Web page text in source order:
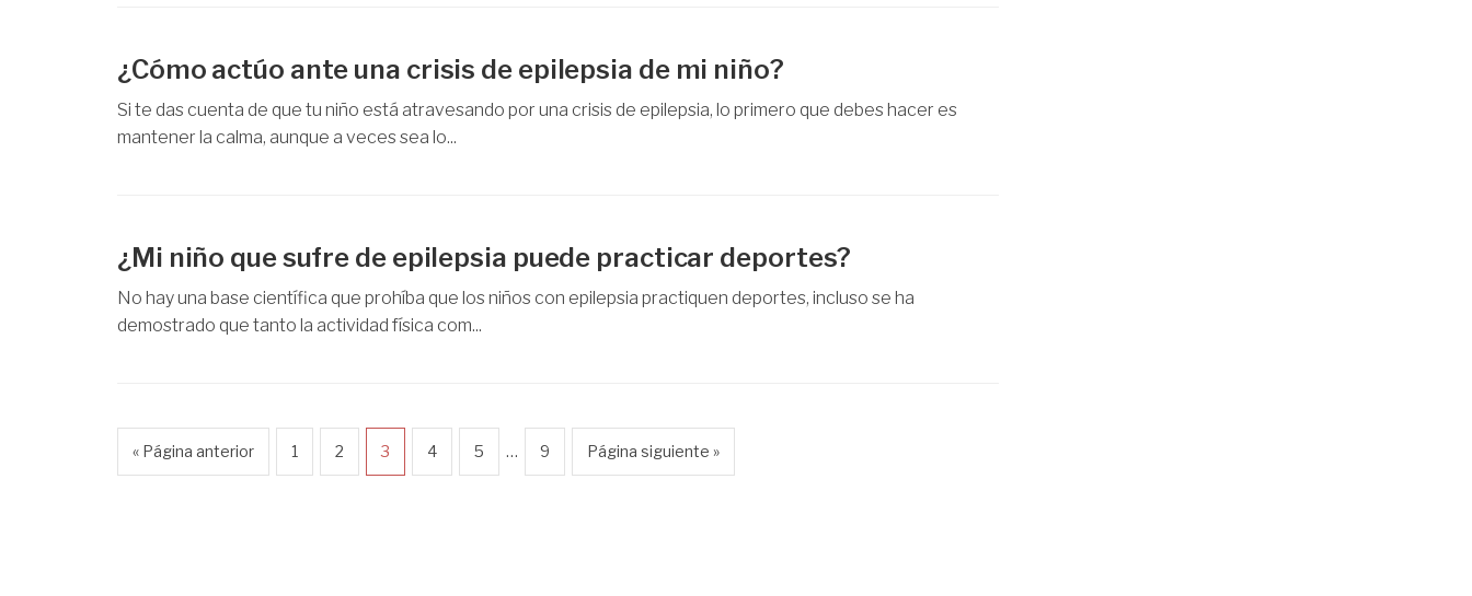
¿Cómo actúo ante una crisis de epilepsia de mi niño?
Si te das cuenta de que tu niño está atravesando por una crisis de epilepsia, lo primero que debes hacer es
mantener la calma, aunque a veces sea lo...
¿Mi niño que sufre de epilepsia puede practicar deportes?
No hay una base científica que prohíba que los niños con epilepsia practiquen deportes, incluso se ha
demostrado que tanto la actividad física com...
« Página anterior 1 2 3 4 5 … 9 Página siguiente »